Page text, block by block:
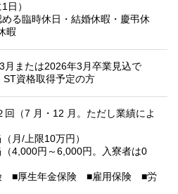
日）
る臨時休日・結婚休暇・慶弔休
暇
月または2026年3月卒業見込で
ST資格取得予定の方
回（7 月・12 月。ただし業績によ
月/上限10万円）
4,000円～6,000円。入寮者は0
■厚生年金保険 ■雇用保険 ■労